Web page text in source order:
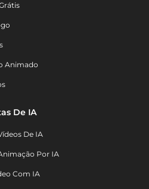
Animado
De IA
De IA
Por IA
Com IA